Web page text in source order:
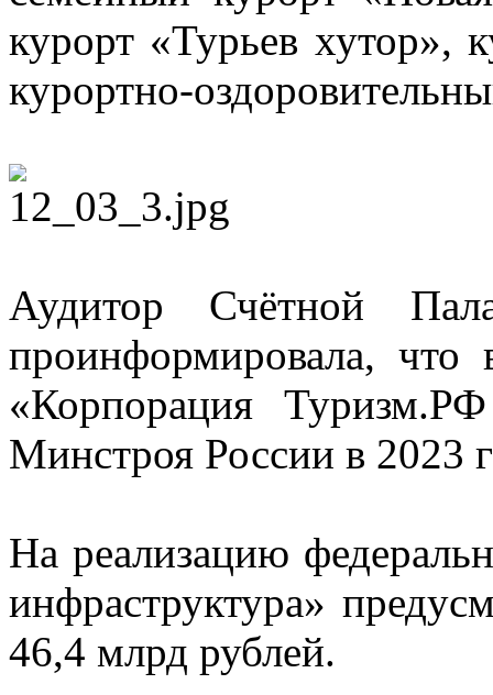
курорт «Турьев хутор»,
курортно-
Аудитор Счётной
проинформировала,
«Корпорация
Минстроя России в 2023
На реализацию
инфраструктура»
46,4 млрд рублей.